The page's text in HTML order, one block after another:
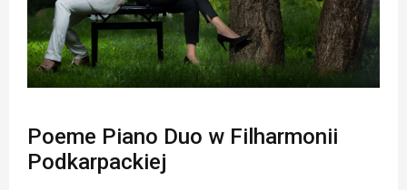
Poeme Piano Duo w Filharmonii
Podkarpackiej